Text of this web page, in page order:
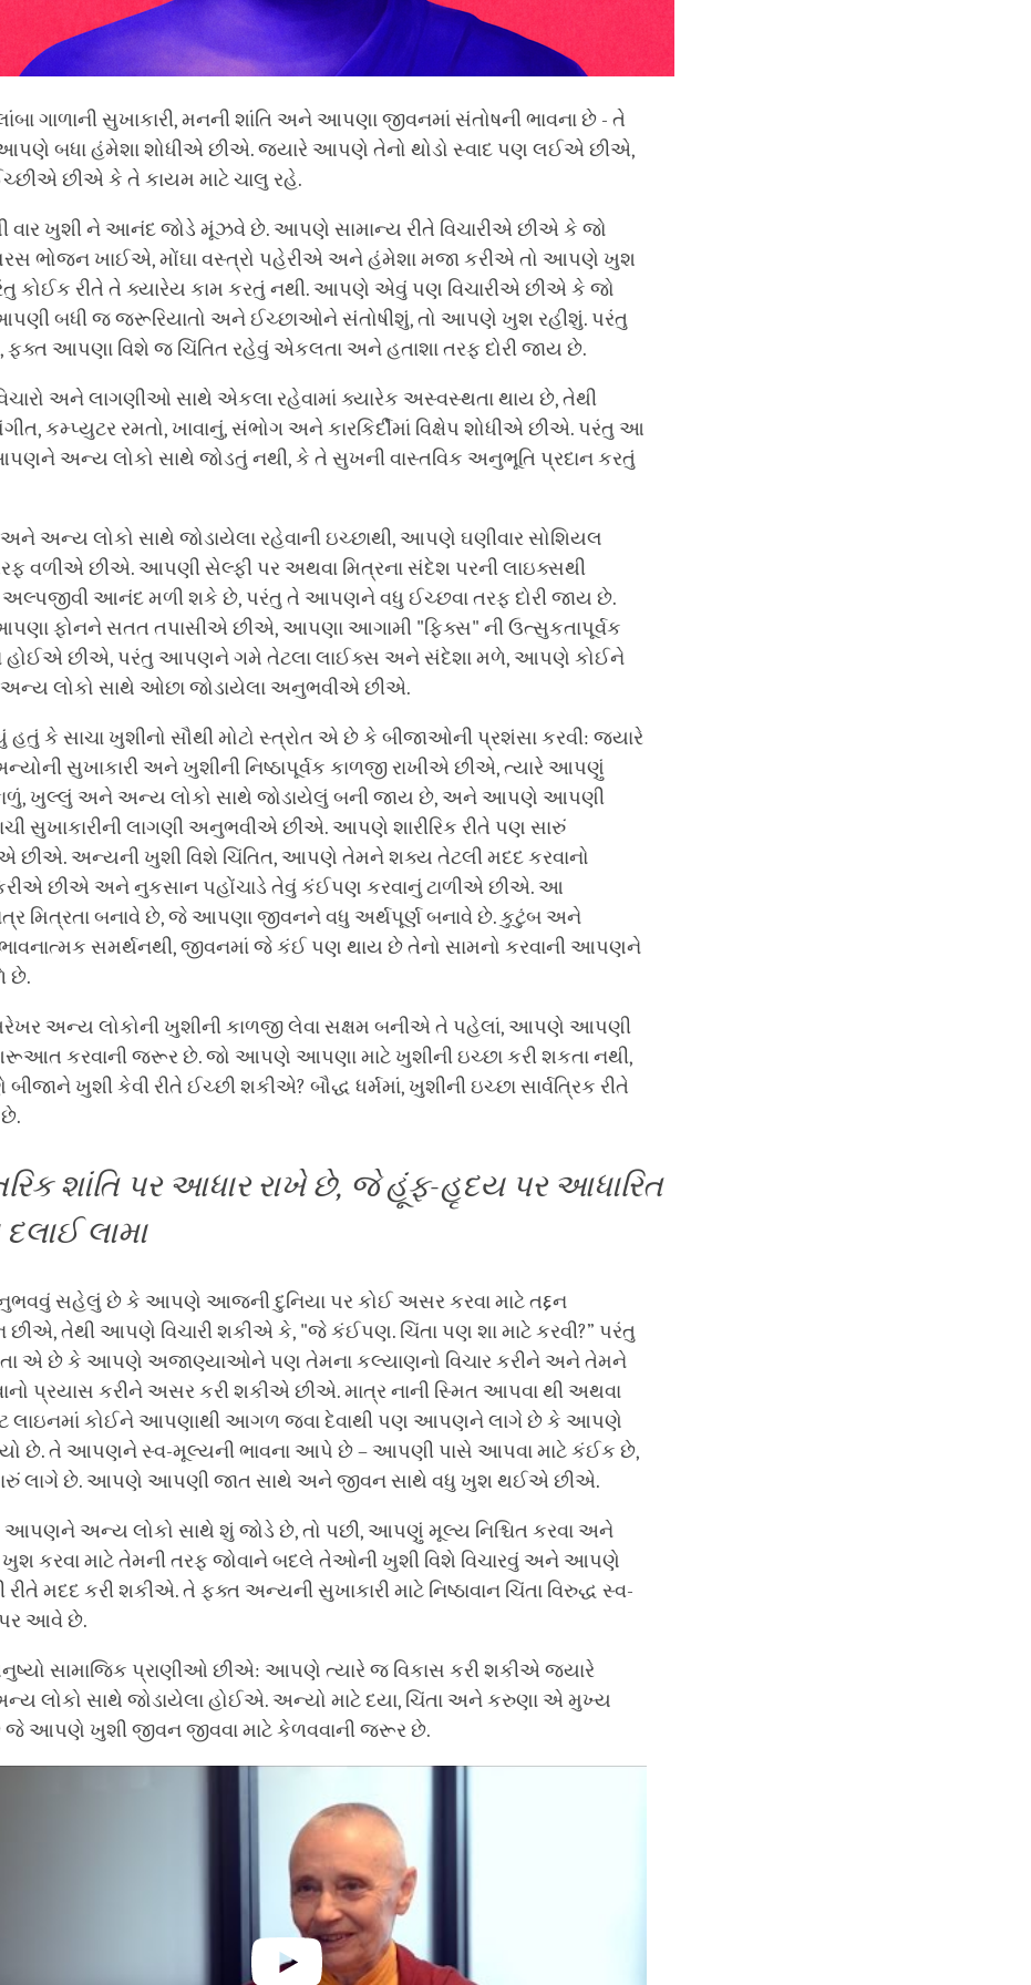
ગાળાની સુખાકારી, મનની શાંતિ અને આપણા જીવનમાં સંતોષની ભાવના છે - તે
બધા હંમેશા શોધીએ છીએ. જ્યારે આપણે તેનો થોડો સ્વાદ પણ લઈએ છીએ,
છીએ કે તે કાયમ માટે ચાલુ રહે.
વાર ખુશી ને આનંદ જોડે મૂંઝવે છે. આપણે સામાન્ય રીતે વિચારીએ છીએ કે જો
ભોજન ખાઈએ, મોંઘા વસ્ત્રો પહેરીએ અને હંમેશા મજા કરીએ તો આપણે ખુશ
કોઈક રીતે તે ક્યારેય કામ કરતું નથી. આપણે એવું પણ વિચારીએ છીએ કે જો
બધી જ જરૂરિયાતો અને ઈચ્છાઓને સંતોષીશું, તો આપણે ખુશ રહીશું. પરંતુ
ફક્ત આપણા વિશે જ ચિંતિત રહેવું એકલતા અને હતાશા તરફ દોરી જાય છે.
અને લાગણીઓ સાથે એકલા રહેવામાં ક્યારેક અસ્વસ્થતા થાય છે, તેથી
કમ્પ્યુટર રમતો, ખાવાનું, સંભોગ અને કારકિર્દીમાં વિક્ષેપ શોધીએ છીએ. પરંતુ આ
અન્ય લોકો સાથે જોડતું નથી, કે તે સુખની વાસ્તવિક અનુભૂતિ પ્રદાન કરતું
અન્ય લોકો સાથે જોડાયેલા રહેવાની ઇચ્છાથી, આપણે ઘણીવાર સોશિયલ
વળીએ છીએ. આપણી સેલ્ફી પર અથવા મિત્રના સંદેશ પરની લાઇક્સથી
આનંદ મળી શકે છે, પરંતુ તે આપણને વધુ ઈચ્છવા તરફ દોરી જાય છે.
ફોનને સતત તપાસીએ છીએ, આપણા આગામી "ફિક્સ" ની ઉત્સુકતાપૂર્વક
હોઈએ છીએ, પરંતુ આપણને ગમે તેટલા લાઈક્સ અને સંદેશા મળે, આપણે કોઈને
અન્ય લોકો સાથે ઓછા જોડાયેલા અનુભવીએ છીએ.
હતું કે સાચા ખુશીનો સૌથી મોટો સ્ત્રોત એ છે કે બીજાઓની પ્રશંસા કરવી: જ્યારે
સુખાકારી અને ખુશીની નિષ્ઠાપૂર્વક કાળજી રાખીએ છીએ, ત્યારે આપણું
ખુલ્લું અને અન્ય લોકો સાથે જોડાયેલું બની જાય છે, અને આપણે આપણી
સુખાકારીની લાગણી અનુભવીએ છીએ. આપણે શારીરિક રીતે પણ સારું
છીએ. અન્યની ખુશી વિશે ચિંતિત, આપણે તેમને શક્ય તેટલી મદદ કરવાનો
છીએ અને નુકસાન પહોંચાડે તેવું કંઈપણ કરવાનું ટાળીએ છીએ. આ
મિત્રતા બનાવે છે, જે આપણા જીવનને વધુ અર્થપૂર્ણ બનાવે છે. કુટુંબ અને
ભાવનાત્મક સમર્થનથી, જીવનમાં જે કંઈ પણ થાય છે તેનો સામનો કરવાની આપણને
છે.
અન્ય લોકોની ખુશીની કાળજી લેવા સક્ષમ બનીએ તે પહેલાં, આપણે આપણી
કરવાની જરૂર છે. જો આપણે આપણા માટે ખુશીની ઇચ્છા કરી શકતા નથી,
ખુશી કેવી રીતે ઈચ્છી શકીએ? બૌદ્ધ ધર્મમાં, ખુશીની ઇચ્છા સાર્વત્રિક રીતે
છે.
શાંતિ પર આધાર રાખે છે, જે હૂંફ-હૃદય પર આધારિત
લામા
સહેલું છે કે આપણે આજની દુનિયા પર કોઈ અસર કરવા માટે તદ્દન
છીએ, તેથી આપણે વિચારી શકીએ કે, "જે કંઈપણ. ચિંતા પણ શા માટે કરવી?” પરંતુ
એ છે કે આપણે અજાણ્યાઓને પણ તેમના કલ્યાણનો વિચાર કરીને અને તેમને
પ્રયાસ કરીને અસર કરી શકીએ છીએ. માત્ર નાની સ્મિત આપવા થી અથવા
કોઈને આપણાથી આગળ જવા દેવાથી પણ આપણને લાગે છે કે આપણે
છે. તે આપણને સ્વ-મૂલ્યની ભાવના આપે છે – આપણી પાસે આપવા માટે કંઈક છે,
લાગે છે. આપણે આપણી જાત સાથે અને જીવન સાથે વધુ ખુશ થઈએ છીએ.
આપણને અન્ય લોકો સાથે શું જોડે છે, તો પછી, આપણું મૂલ્ય નિશ્ચિત કરવા અને
કરવા માટે તેમની તરફ જોવાને બદલે તેઓની ખુશી વિશે વિચારવું અને આપણે
મદદ કરી શકીએ. તે ફક્ત અન્યની સુખાકારી માટે નિષ્ઠાવાન ચિંતા વિરુદ્ધ સ્વ-
પર આવે છે.
સામાજિક પ્રાણીઓ છીએ: આપણે ત્યારે જ વિકાસ કરી શકીએ જ્યારે
લોકો સાથે જોડાયેલા હોઈએ. અન્યો માટે દયા, ચિંતા અને કરુણા એ મુખ્ય
જે આપણે ખુશી જીવન જીવવા માટે કેળવવાની જરૂર છે.